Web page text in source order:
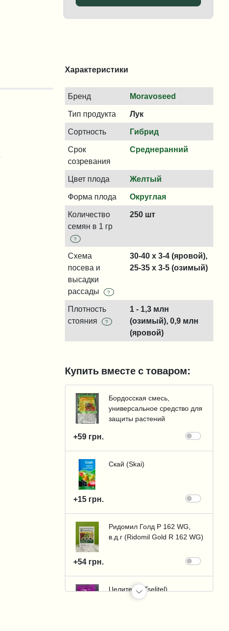
Характеристики
Бренд Moravoseed
Тип продукта Лук
Сортность Гибрид
Срок
созревания
Среднеранний
Цвет плода Желтый
Форма плода Округлая
Количество
семян в 1 гр
?
250 шт
Схема
посева и
высадки
рассады
?
30-40 x 3-4 (яровой),
25-35 x 3-5 (озимый)
Плотность
стояния
?
1 - 1,3 млн
(озимый), 0,9 млн
(яровой)
Купить вместе с товаром:
Бордосская смесь,
универсальное средство для
защиты растений
+59 грн.
Скай (Skai)
+15 грн.
Ридомил Голд Р 162 WG,
в.д.г (Ridomil Gold R 162 WG)
+54 грн.
Целитель (Tselitel)